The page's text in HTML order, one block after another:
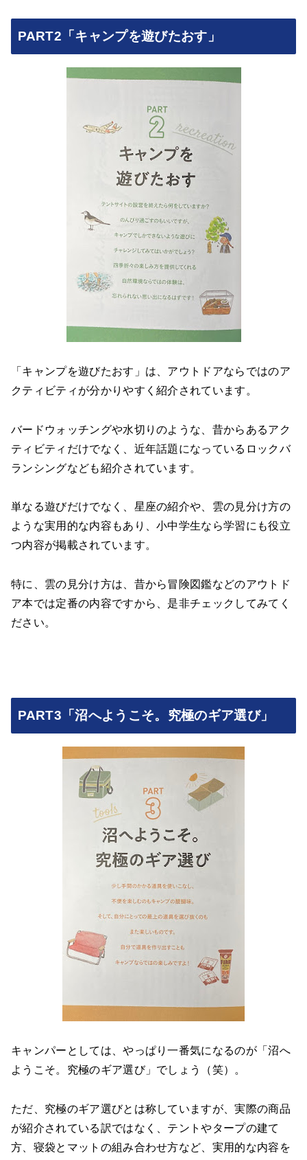
PART2「キャンプを遊びたおす」
「キャンプを遊びたおす」は、アウトドアならではのア
クティビティが分かりやすく紹介されています。
バードウォッチングや水切りのような、昔からあるアク
ティビティだけでなく、近年話題になっているロックバ
ランシングなども紹介されています。
単なる遊びだけでなく、星座の紹介や、雲の見分け方の
ような実用的な内容もあり、小中学生なら学習にも役立
つ内容が掲載されています。
特に、雲の見分け方は、昔から冒険図鑑などのアウトド
ア本では定番の内容ですから、是非チェックしてみてく
ださい。
PART3「沼へようこそ。究極のギア選び」
キャンパーとしては、やっぱり一番気になるのが「沼へ
ようこそ。究極のギア選び」でしょう（笑）。
ただ、究極のギア選びとは称していますが、実際の商品
が紹介されている訳ではなく、テントやタープの建て
方、寝袋とマットの組み合わせ方など、実用的な内容を